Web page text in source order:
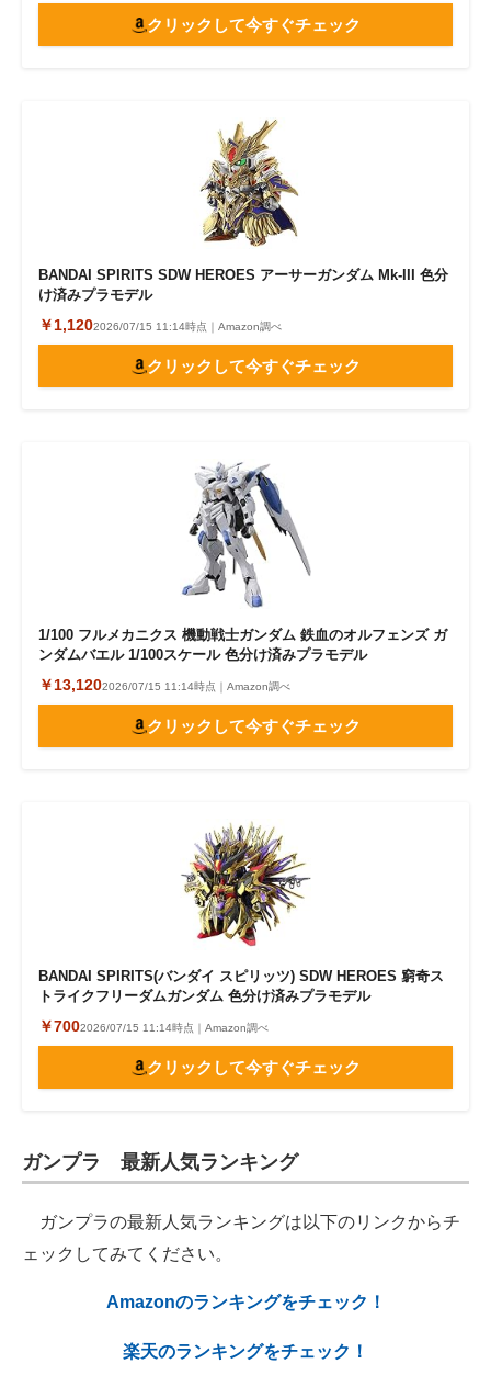
クリックして今すぐチェック
BANDAI SPIRITS SDW HEROES アーサーガンダム Mk-III 色分
け済みプラモデル
￥1,1202026/07/15 11:14時点｜Amazon調べ
クリックして今すぐチェック
1/100 フルメカニクス 機動戦士ガンダム 鉄血のオルフェンズ ガ
ンダムバエル 1/100スケール 色分け済みプラモデル
￥13,1202026/07/15 11:14時点｜Amazon調べ
クリックして今すぐチェック
BANDAI SPIRITS(バンダイ スピリッツ) SDW HEROES 窮奇ス
トライクフリーダムガンダム 色分け済みプラモデル
￥7002026/07/15 11:14時点｜Amazon調べ
クリックして今すぐチェック
ガンプラ 最新人気ランキング
ガンプラの最新人気ランキングは以下のリンクからチ
ェックしてみてください。
Amazonのランキングをチェック！
楽天のランキングをチェック！